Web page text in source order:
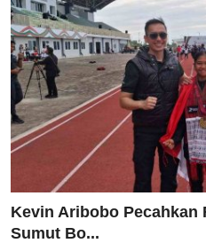
Kevin Aribobo Pecahkan
Sumut Bo...